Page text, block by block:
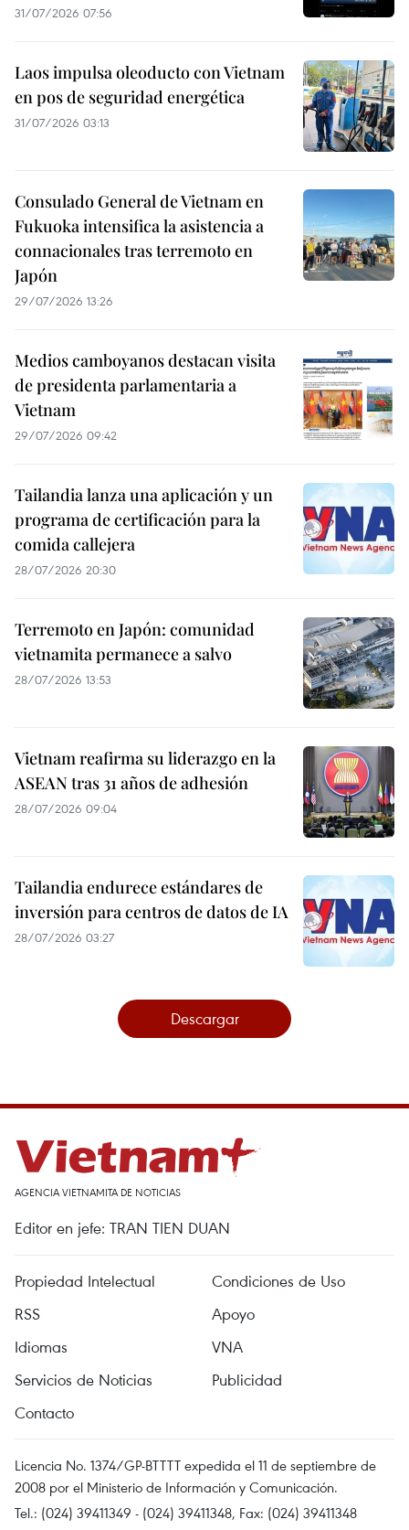
31/07/2026 07:56
Laos impulsa oleoducto con Vietnam
en pos de seguridad energética
31/07/2026 03:13
Consulado General de Vietnam en
Fukuoka intensifica la asistencia a
connacionales tras terremoto en
Japón
29/07/2026 13:26
Medios camboyanos destacan visita
de presidenta parlamentaria a
Vietnam
29/07/2026 09:42
Tailandia lanza una aplicación y un
programa de certificación para la
comida callejera
28/07/2026 20:30
Terremoto en Japón: comunidad
vietnamita permanece a salvo
28/07/2026 13:53
Vietnam reafirma su liderazgo en la
ASEAN tras 31 años de adhesión
28/07/2026 09:04
Tailandia endurece estándares de
inversión para centros de datos de IA
28/07/2026 03:27
Descargar
AGENCIA VIETNAMITA DE NOTICIAS
Editor en jefe: TRAN TIEN DUAN
Propiedad Intelectual
Condiciones de Uso
RSS
Apoyo
Idiomas
VNA
Servicios de Noticias
Publicidad
Contacto
Licencia No. 1374/GP-BTTTT expedida el 11 de septiembre de
2008 por el Ministerio de Información y Comunicación.
Tel.: (024) 39411349 - (024) 39411348, Fax: (024) 39411348